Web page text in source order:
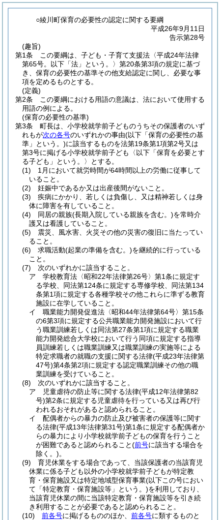
○綾川町保育の必要性の認定に関する要綱
平成26年9月11日
告示第28号
(趣旨)
第1条
この要綱は、子ども・子育て支援法〈平成24年法律
第65号。以下「法」という。〉第20条第3項の規定に基づ
き、保育の必要性の基準その他支給認定に関し、必要な事
項を定めるものとする。
(定義)
第2条
この要綱における用語の意議は、法において使用する
用語の例による。
(保育の必要性の基準)
第3条
町長は、小学校就学前子どものうちその保護者のいず
れもが次の各号のいずれかの事由(以下「保育の必要性の基
準」という。)に該当するものを法第19条第1項第2号又は
第3号に掲げる小学校就学前子ども〈以下「保育を必要とす
る子ども」という。〉とする。
(1)
1月において就労時間が64時間以上の労働に従事して
いること。
(2)
妊娠中であるか又は出産後間がないこと。
(3)
疾病にかかり、若しくは負傷し、又は精神若しくは身
体に障害を有していること。
(4)
同居の親族(長期入院している親族を含む。)を常時介
護又は看護していること。
(5)
震災、風水害、火災その他の災害の復旧に当たってい
ること。
(6)
求職活動(起業の準備を含む。)を継続的に行っている
こと。
(7)
次のいずれかに該当すること。
ア
学校教育法〈昭和22年法律第26号〉第1条に規定す
る学校、同法第124条に規定する専修学校、同法第134
条第1項に規定する各種学校その他これらに準ずる教育
施設に在学していること。
イ
職業能力開発促進法〈昭和44年法律第64号〉第15条
の6第3項に規定する公共職業能力開発施設において行
う職業訓練若しくは同法第27条第1項に規定する職業
能力開発総合大学校において行う同項に規定する指導
員訓練若しくは職業訓練又は職業訓練の実施等による
特定求職者の就職の支援に関する法律(平成23年法律第
47号)第4条第2項に規定する認定職業訓練その他の職
業訓練を受けていること。
(8)
次のいずれかに該当すること。
ア
児童虐待の防止等に関する法律(平成12年法律第82
号)第2条に規定する児童虐待を行っている又は再び行
われるおそれがあると認められること。
イ
配偶者からの暴力の防止及び被害者の保護等に関す
る法律(平成13年法律第31号)第1条に規定する配偶者か
らの暴力により小学校就学前子どもの保育を行うこと
が困難であると認められること(前号に該当する場合を
除く。)。
(9)
育児休業をする場合であって、当該保護者の当該育児
休業に係る子ども以外の小学校就学前子どもが特定教
育・保育施設又は特定地域型保育事業(以下この号におい
て「特定教育・保育施設等」という。)を利用しており、
当該育児休業の間に当該特定教育・保育施設等を引き続
き利用することが必要であると認められること。
(10)
前各号に掲げるもののほか、 前各号に類するものと